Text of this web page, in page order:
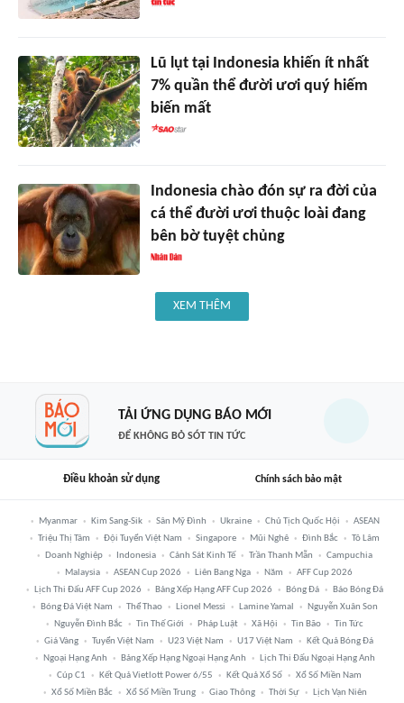
Lũ lụt tại Indonesia khiến ít nhất
7% quần thể đười ươi quý hiếm
biến mất
Indonesia chào đón sự ra đời của
cá thể đười ươi thuộc loài đang
bên bờ tuyệt chủng
XEM THÊM
TẢI ỨNG DỤNG BÁO MỚI
ĐỂ KHÔNG BỎ SÓT TIN TỨC
Điều khoản sử dụng Chính sách bảo mật
Myanmar Kim Sang-Sik Sân Mỹ Đình Ukraine Chủ Tịch Quốc Hội
ASEAN
Triệu Thị Tâm
Đội Tuyển Việt Nam Singapore Mũi Nghê Đình Bắc
Tô Lâm
Doanh Nghiệp
Indonesia Cảnh Sát Kinh Tế Trần Thanh Mẫn
Campuchia
Malaysia
ASEAN Cup 2026 Liên Bang Nga Năm
AFF Cup 2026
Lịch Thi Đấu AFF Cup 2026
Bảng Xếp Hạng AFF Cup 2026 Bóng Đá
Báo Bóng Đá
Bóng Đá Việt Nam
Thể Thao Lionel Messi Lamine Yamal
Nguyễn Xuân Son
Nguyễn Đình Bắc
Tin Thế Giới Pháp Luật Xã Hội Tin Bão
Tin Tức
Giá Vàng
Tuyển Việt Nam U23 Việt Nam U17 Việt Nam
Kết Quả Bóng Đá
Ngoại Hạng Anh
Bảng Xếp Hạng Ngoại Hạng Anh
Lịch Thi Đấu Ngoại Hạng Anh
Cúp C1
Kết Quả Vietlott Power 6/55 Kết Quả Xổ Số
Xổ Số Miền Nam
Xổ Số Miền Bắc
Xổ Số Miền Trung Giao Thông Thời Sự Lịch Vạn Niên